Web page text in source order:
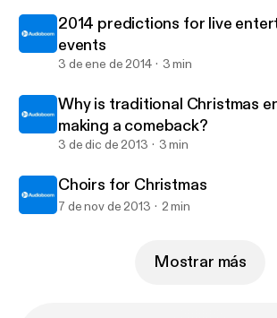
2014 predictions for live
events
3 de ene de 2014 3 min
Why is traditional Christmas
making a comeback?
3 de dic de 2013 3 min
Choirs for Christmas
7 de nov de 2013 2 min
Mostrar más